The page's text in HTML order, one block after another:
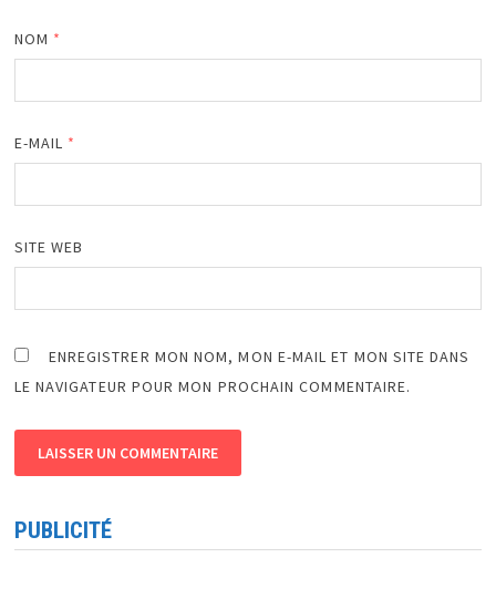
NOM *
E-MAIL *
SITE WEB
ENREGISTRER MON NOM, MON E-MAIL ET MON SITE DANS
LE NAVIGATEUR POUR MON PROCHAIN COMMENTAIRE.
PUBLICITÉ